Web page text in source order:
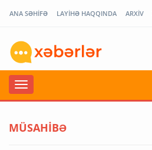
ANA SƏHİFƏ LAYİHƏ HAQQINDA ARXİV
MÜSAHİBƏ